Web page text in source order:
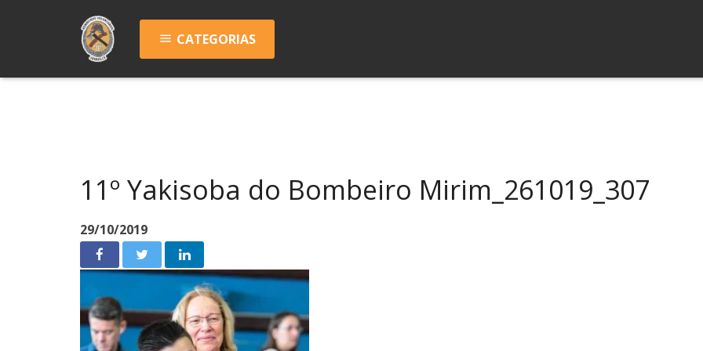
menu CATEGORIAS
11º Yakisoba do Bombeiro Mirim_261019_307
29/10/2019